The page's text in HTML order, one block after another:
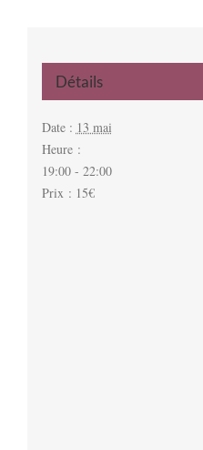
Détails
Date : 13 mai
Heure :
19:00 - 22:00
Prix : 15€